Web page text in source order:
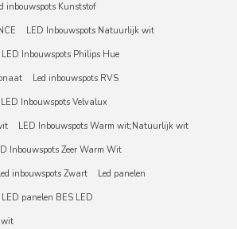
inbouwspots Kunststof
LED Inbouwspots Natuurlijk wit
LED Inbouwspots Philips Hue
Led inbouwspots RVS
LED Inbouwspots Velvalux
LED Inbouwspots Warm wit;Natuurlijk wit
Inbouwspots Zeer Warm Wit
inbouwspots Zwart
Led panelen
LED panelen BES LED
wit